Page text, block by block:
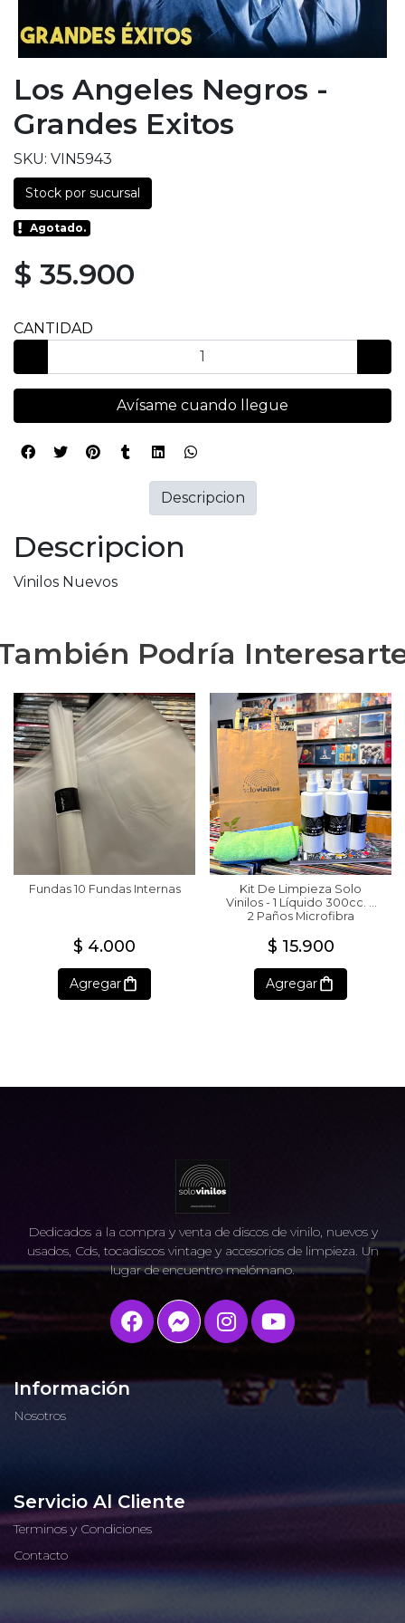
Los Angeles Negros -
Grandes Exitos
SKU: VIN5943
Stock por sucursal
Agotado.
$ 35.900
CANTIDAD
Avísame cuando llegue
Descripcion
Vinilos Nuevos
Descripcion
Podría
Fundas 10 Fundas Internas
$ 4.000
Agregar
Kit De Limpieza Solo
Vinilos - 1 Líquido 300cc. +
2 Paños Microfibra
$ 15.900
Agregar
Dedicados a la compra y venta de discos de vinilo, nuevos y
usados, Cds, tocadiscos vintage y accesorios de limpieza. Un
lugar de encuentro melómano.
Información
Nosotros
Servicio Al Cliente
Terminos y Condiciones
Contacto